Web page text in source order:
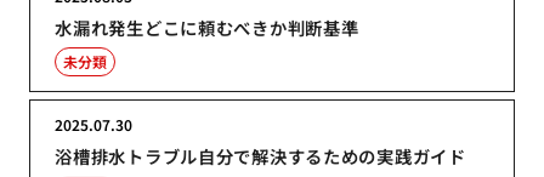
水漏れ発生どこに頼むべきか判断基準
未分類
浴槽排水トラブル自分で解決するための実践ガイド
2025.07.30